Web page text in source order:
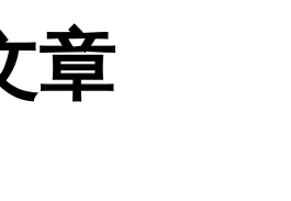
章